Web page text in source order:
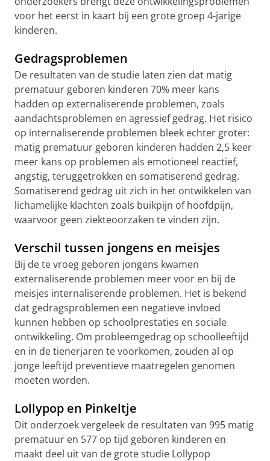
voor het eerst in kaart bij een grote groep 4-jarige
kinderen.
Gedragsproblemen
De resultaten van de studie laten zien dat matig
prematuur geboren kinderen 70% meer kans
hadden op externaliserende problemen, zoals
aandachtsproblemen en agressief gedrag. Het risico
op internaliserende problemen bleek echter groter:
matig prematuur geboren kinderen hadden 2,5 keer
meer kans op problemen als emotioneel reactief,
angstig, teruggetrokken en somatiserend gedrag.
Somatiserend gedrag uit zich in het ontwikkelen van
lichamelijke klachten zoals buikpijn of hoofdpijn,
waarvoor geen ziekteoorzaken te vinden zijn.
Verschil tussen jongens en meisjes
Bij de te vroeg geboren jongens kwamen
externaliserende problemen meer voor en bij de
meisjes internaliserende problemen. Het is bekend
dat gedragsproblemen een negatieve invloed
kunnen hebben op schoolprestaties en sociale
ontwikkeling. Om probleemgedrag op schoolleeftijd
en in de tienerjaren te voorkomen, zouden al op
jonge leeftijd preventieve maatregelen genomen
moeten worden.
Lollypop en Pinkeltje
Dit onderzoek vergeleek de resultaten van 995 matig
prematuur en 577 op tijd geboren kinderen en
maakt deel uit van de grote studie Lollypop